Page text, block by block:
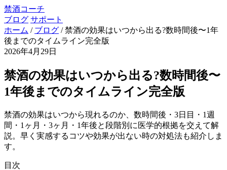
禁酒コーチ
ブログ サポート
ホーム / ブログ / 禁酒の効果はいつから出る?数時間後〜1年
後までのタイムライン完全版
2026年4月29日
禁酒の効果はいつから出る?数時間後〜
1年後までのタイムライン完全版
禁酒の効果はいつから現れるのか、数時間後・3日目・1週
間・1ヶ月・3ヶ月・1年後と段階別に医学的根拠を交えて解
説。早く実感するコツや効果が出ない時の対処法も紹介しま
す。
目次